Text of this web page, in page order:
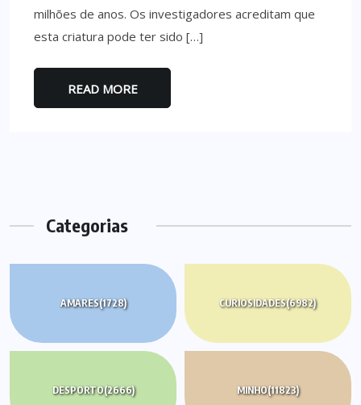
milhões de anos. Os investigadores acreditam que
esta criatura pode ter sido […]
READ MORE
Categorias
AMARES(1728) CURIOSIDADES(6982)
DESPORTO(2666) MINHO(11823)